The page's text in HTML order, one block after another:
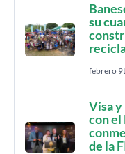
su
febrero
Visa y
con el
de la